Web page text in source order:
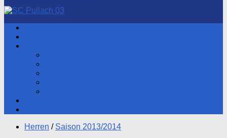
Herren / Saison 2013/2014